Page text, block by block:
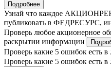
Подробнее
Узнай что каждое
публиковать в ФЕДРЕСУРС,
Проверь любое акционерное
раскрытии информации
Проверь какие 5 ошибок есть
Проверь какие 5 ошибок есть